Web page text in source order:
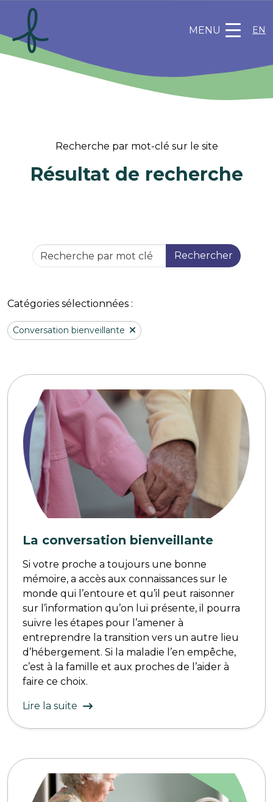
MENU EN
Recherche par mot-clé sur le site
Résultat de recherche
Rechercher
Catégories sélectionnées :
Conversation bienveillante
La conversation bienveillante
Si votre proche a toujours une bonne
mémoire, a accès aux connaissances sur le
monde qui l’entoure et qu’il peut raisonner
sur l’information qu’on lui présente, il pourra
suivre les étapes pour l’amener à
entreprendre la transition vers un autre lieu
d’hébergement. Si la maladie l’en empêche,
c’est à la famille et aux proches de l’aider à
faire ce choix.
Lire la suite